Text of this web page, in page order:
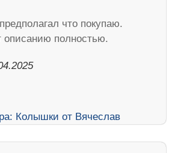
что покупаю.
описанию полностью.